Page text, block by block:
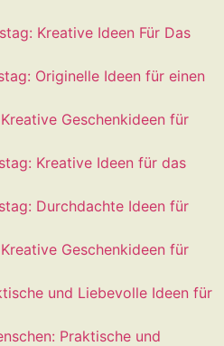
Kreative Ideen Für Das
Originelle Ideen für einen
Geschenkideen für
Kreative Ideen für das
Durchdachte Ideen für
Geschenkideen für
und Liebevolle Ideen für
Praktische und